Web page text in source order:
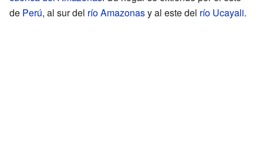
de Perú, al sur del río Amazonasy al este del río Ucayali.